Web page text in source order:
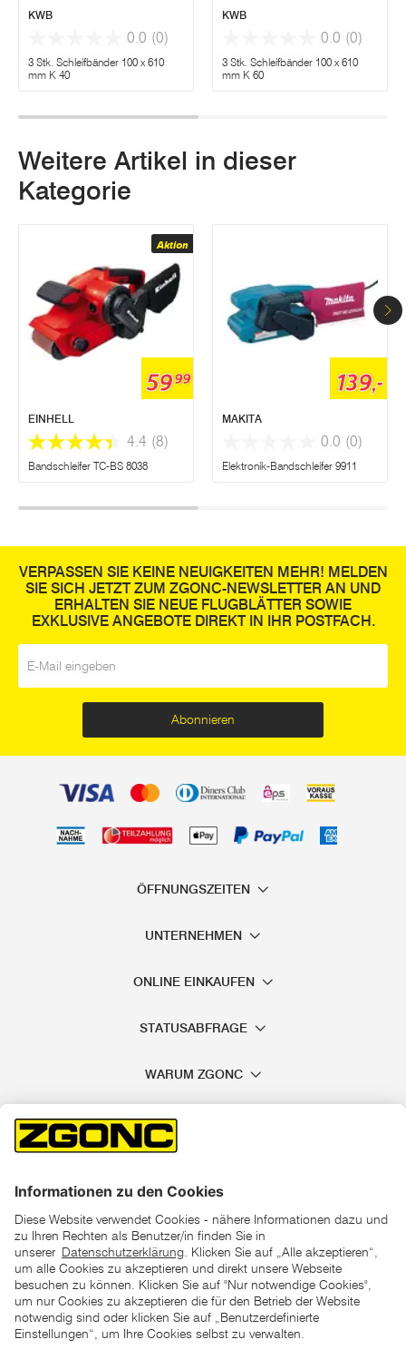
KWB
0.0 (0)
3 Stk. Schleifbänder 100 x 610
mm K 40
KWB
0.0 (0)
3 Stk. Schleifbänder 100 x 610
mm K 60
Weitere Artikel in dieser
Kategorie
Aktion
5999
EINHELL
4.4 (8)
Bandschleifer TC-BS 8038
139,-
MAKITA
0.0 (0)
Elektronik-Bandschleifer 9911
VERPASSEN SIE KEINE NEUIGKEITEN MEHR! MELDEN
SIE SICH JETZT ZUM ZGONC-NEWSLETTER AN UND
ERHALTEN SIE NEUE FLUGBLÄTTER SOWIE
EXKLUSIVE ANGEBOTE DIREKT IN IHR POSTFACH.
Abonnieren
ÖFFNUNGSZEITEN
UNTERNEHMEN
ONLINE EINKAUFEN
STATUSABFRAGE
WARUM ZGONC
*der "statt"-Preis ist der niedrigste von uns in den letzten 30
Tagen vor Beginn dieser Aktion verlangte Preis
unter den UVP Preisen auf dieser Website sind die